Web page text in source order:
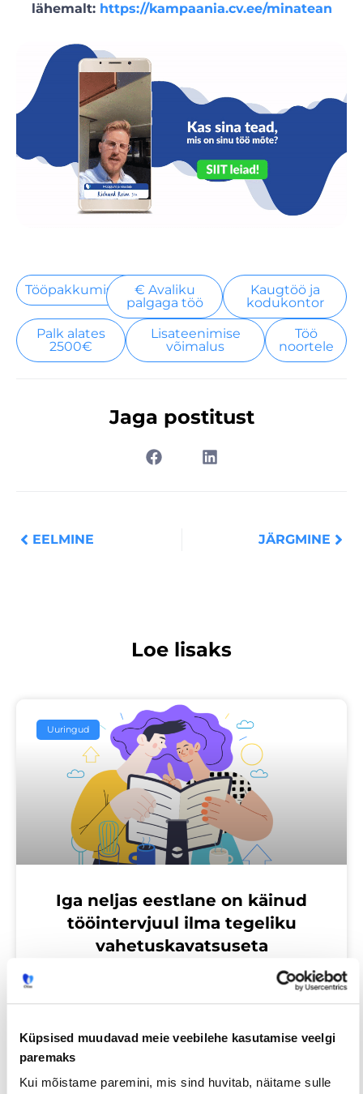
Küpsised muudavad meie veebilehe kasutamise veelgi
paremaks
Kui mõistame paremini, mis sind huvitab, näitame sulle
lähemalt: https://kampaania.cv.ee/minatean
Tööpakkumised
€ Avaliku
palgaga töö
Kaugtöö ja
kodukontor
Palk alates
2500€
Lisateenimise
võimalus
Töö
noortele
Jaga postitust
EELMINE JÄRGMINE
Loe lisaks
Uuringud
Iga neljas eestlane on käinud
tööintervjuul ilma tegeliku
vahetuskavatsuseta
Tööotsijale